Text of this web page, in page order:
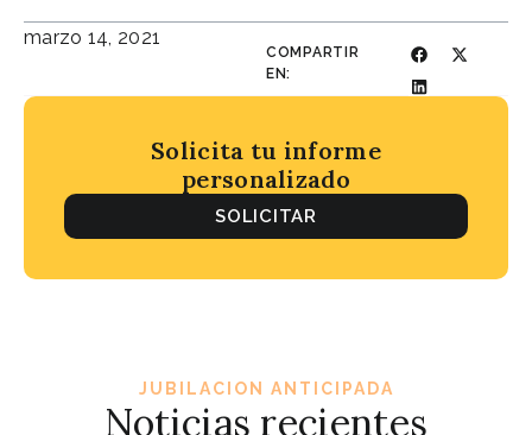
marzo 14, 2021
COMPARTIR
EN:
Solicita tu informe
personalizado
SOLICITAR
JUBILACION ANTICIPADA
Noticias recientes